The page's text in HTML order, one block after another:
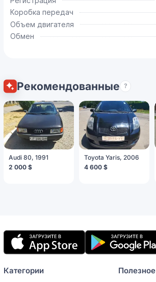
Коробка передач
Объем двигателя
Обмен
Рекомендованные ?
Audi 80, 1991
2 000 $
Toyota Yaris, 2006
4 600 $
Мобильное
приложение
Категории Полезное